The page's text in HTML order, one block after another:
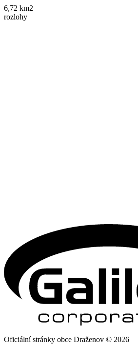
6,72 km2
rozlohy
Oficiální stránky obce Draženov © 2026